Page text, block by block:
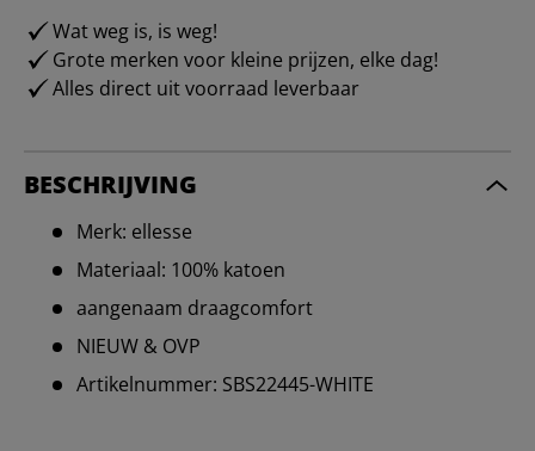
Wat weg is, is weg!
Grote merken voor kleine prijzen, elke dag!
Alles direct uit voorraad leverbaar
BESCHRIJVING
Merk: ellesse
Materiaal: 100% katoen
aangenaam draagcomfort
NIEUW & OVP
Artikelnummer: SBS22445-WHITE